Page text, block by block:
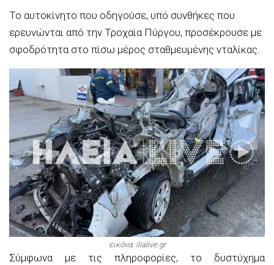
Το αυτοκίνητο που οδηγούσε, υπό συνθήκες που
ερευνώνται από την Τροχαία Πύργου, προσέκρουσε με
σφοδρότητα στο πίσω μέρος σταθμευμένης νταλίκας.
εικόνα: ilialive.gr
Σύμφωνα με τις πληροφορίες, το δυστύχημα